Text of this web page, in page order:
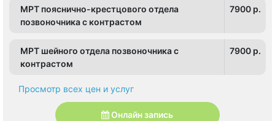
МРТ пояснично-крестцового отдела
позвоночника с контрастом
7900 p.
МРТ шейного отдела позвоночника с
контрастом
7900 p.
Просмотр всех цен и услуг
Онлайн запись